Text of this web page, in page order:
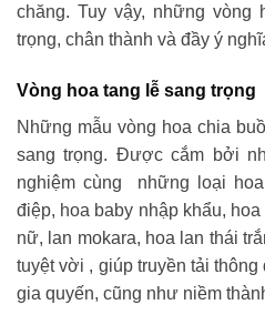
chăng. Tuy vậy, những vòng
trọng, chân thành và đầy ý
Vòng hoa tang lễ sang trọng
Những mẫu vòng hoa chia
sang trọng. Được cắm bởi
nghiệm cùng những loại
điệp, hoa baby nhập khẩu,
nữ, lan mokara, hoa lan thái
tuyệt vời , giúp truyền tải
gia quyến, cũng như niềm